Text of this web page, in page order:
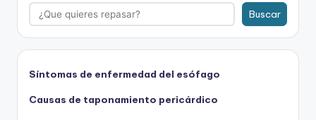
Buscar
Síntomas de enfermedad del esófago
Causas de taponamiento pericárdico